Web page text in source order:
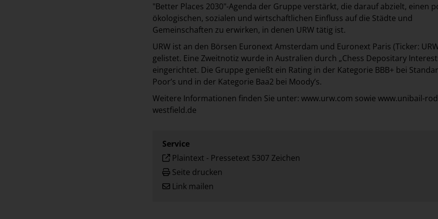
"Better Places 2030"-Agenda der Gruppe verstärkt, die darauf abzielt, einen
ökologischen, sozialen und wirtschaftlichen Einfluss auf die Städte und
Gemeinschaften zu erwirken, in denen URW tätig ist.
URW ist an den Börsen Euronext Amsterdam und Euronext Paris (Ticker:
gelistet. Eine Zweitnotiz wurde in Australien durch „Chess Depositary
eingerichtet. Die Gruppe genießt ein Rating in der Kategorie BBB+ bei
Poor’s und in der Kategorie Baa2 bei Moody’s.
Weitere Informationen finden Sie unter: www.urw.com sowie www.unibail-
westfield.de
Service
Plaintext - Pressetext 5307 Zeichen
Seite drucken
Link mailen